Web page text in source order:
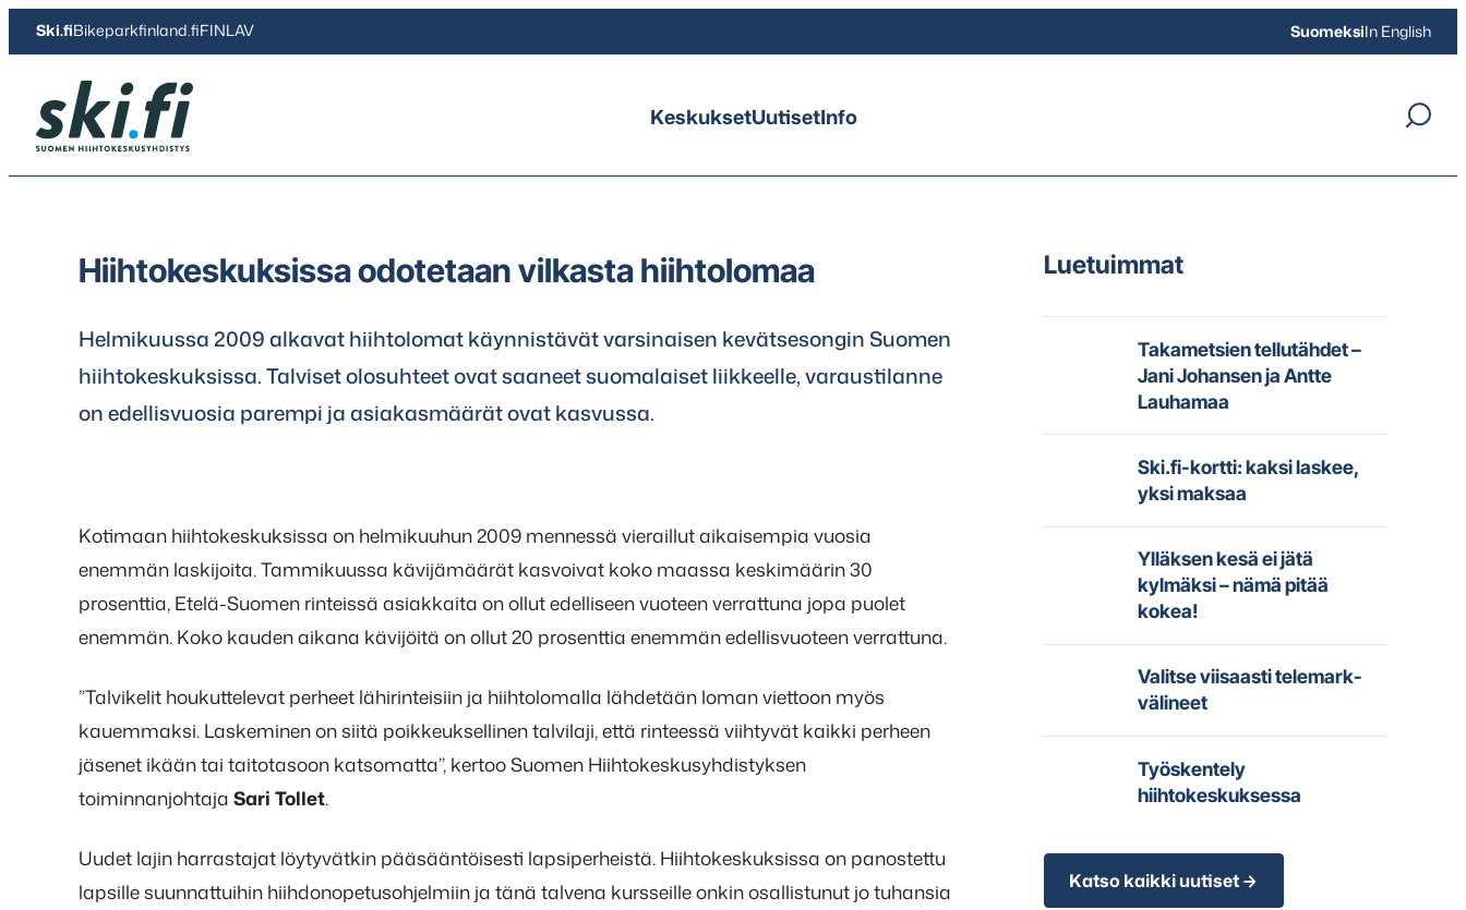
Siirry
sisältöön
Ski.fiBikeparkfinland.fiFINLAV SuomeksiIn English
Ski.fi KeskuksetUutisetInfo
Hiihtokeskuksissa odotetaan vilkasta hiihtolomaa
Helmikuussa 2009 alkavat hiihtolomat käynnistävät varsinaisen kevätsesongin Suomen
hiihtokeskuksissa. Talviset olosuhteet ovat saaneet suomalaiset liikkeelle, varaustilanne
on edellisvuosia parempi ja asiakasmäärät ovat kasvussa.
Kotimaan hiihtokeskuksissa on helmikuuhun 2009 mennessä vieraillut aikaisempia vuosia
enemmän laskijoita. Tammikuussa kävijämäärät kasvoivat koko maassa keskimäärin 30
prosenttia, Etelä-Suomen rinteissä asiakkaita on ollut edelliseen vuoteen verrattuna jopa puolet
enemmän. Koko kauden aikana kävijöitä on ollut 20 prosenttia enemmän edellisvuoteen verrattuna.
”Talvikelit houkuttelevat perheet lähirinteisiin ja hiihtolomalla lähdetään loman viettoon myös
kauemmaksi. Laskeminen on siitä poikkeuksellinen talvilaji, että rinteessä viihtyvät kaikki perheen
jäsenet ikään tai taitotasoon katsomatta”, kertoo Suomen Hiihtokeskusyhdistyksen
toiminnanjohtaja Sari Tollet.
Uudet lajin harrastajat löytyvätkin pääsääntöisesti lapsiperheistä. Hiihtokeskuksissa on panostettu
lapsille suunnattuihin hiihdonopetusohjelmiin ja tänä talvena kursseille onkin osallistunut jo tuhansia
Luetuimmat
Takametsien tellutähdet –
Jani Johansen ja Antte
Lauhamaa
Ski.fi-kortti: kaksi laskee,
yksi maksaa
Ylläksen kesä ei jätä
kylmäksi – nämä pitää
kokea!
Valitse viisaasti telemark-
välineet
Työskentely
hiihtokeskuksessa
Katso kaikki uutiset